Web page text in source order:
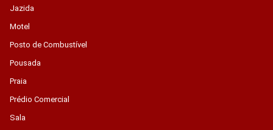
Jazida
Motel
Posto de Combustível
Pousada
Praia
Prédio Comercial
Sala